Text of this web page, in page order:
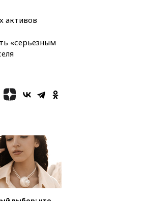
за уровня
На башню
в
при
в Россию
активов
«серьезным